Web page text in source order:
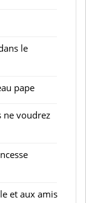
le
pape
ne voudrez
et aux amis